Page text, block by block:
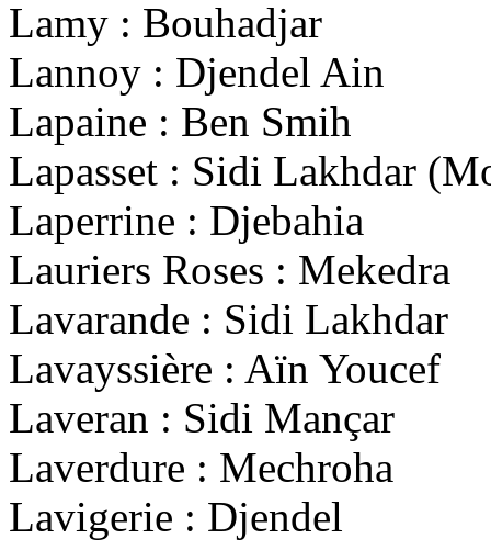
Lamy : Bouhadjar
Lannoy : Djendel Ain
Lapaine : Ben Smih
Lapasset : Sidi Lakhdar
Laperrine : Djebahia
Lauriers Roses : Mekedra
Lavarande : Sidi Lakhdar
Lavayssière : Aïn Youcef
Laveran : Sidi Mançar
Laverdure : Mechroha
Lavigerie : Djendel